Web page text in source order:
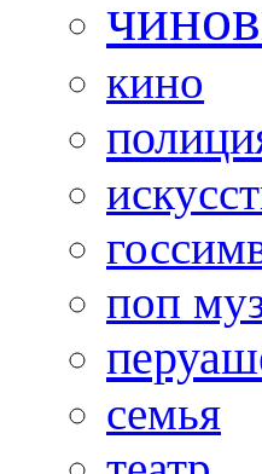
кино
поп
семья